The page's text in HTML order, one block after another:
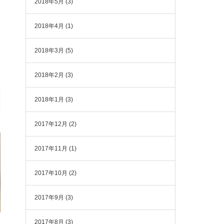
2018年5月 (3)
2018年4月 (1)
2018年3月 (5)
2018年2月 (3)
2018年1月 (3)
2017年12月 (2)
2017年11月 (1)
2017年10月 (2)
2017年9月 (3)
2017年8月 (3)